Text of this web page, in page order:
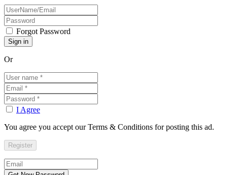
Forgot Password
Or
I Agree
You agree you accept our Terms & Conditions for posting this ad.